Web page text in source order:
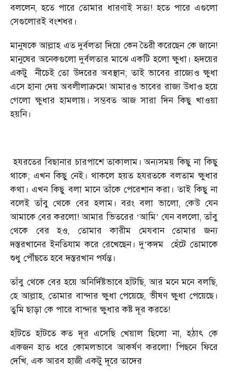
বললেন, হতে পারে তোমার ধারণাই সত্য! হতে পারে এগুলো
সেগুলোরই বংশধর।
মানুষকে আল্লাহ এত দুর্বলতা দিয়ে কেন তৈরী করেছেন কে জানে!
মানুষের অনেকগুলো দুর্বলতার মাঝে একটি হলো ক্ষুধা। হৃদয়ের
একটু
নীচেই তো উদরের অবস্থান; তাই ভাবের রাজ্যেও ক্ষুধা
এসে হানা দেয় অবলীলাক্রমে! আমারও ভাবের রাজ্য উধাও হয়ে
গেলো ক্ষুধার হামলায়। সম্ভবত আজ সারা দিন কিছু খাওয়া
হয়নি।
হযরতের বিছানার চারপাশে তাকালাম। অন্যসময় কিছু না কিছু
থাকে; এখন কিছু নেই। থাকলে হয়ত হযরতকে বলতাম ক্ষুধার
কথা। এখন কিছু বলা মানে তাঁকে পেরেশান করা। তাই কিছু না
বলেই তাঁবু থেকে বের হলাম। বরং বলা ভালো, কেউ যেন
আমাকে বের করলো! আমার ভিতরের ‘আমি’ যেন বললো, তাঁবু
থেকে বের হও, তোমার কারীম মেযবান তোমার জন্য
দস্তরখানের ইনতিযাম করে রেখেছেন। দু’কদম
হেঁটে তোমাকে
শুধু পৌঁছতে হবে দস্তরখান পর্যন্ত।
তাঁবু থেকে বের হয়ে অনির্দিষ্টভাবে হাঁটছি, আর মনে মনে বলছি,
হে আল্লাহ, তোমার বান্দার ক্ষুধা পেয়েছে, ভীষণ ক্ষুধা পেয়েছে।
তুমি ছাড়া কে পারে বান্দার ক্ষুধার কষ্ট দূর করতে!
হাঁটতে হাঁটতে কত দূর এসেছি খেয়াল ছিলো না, হঠাৎ কে
একজন হাত ধরে কোমলভাবে আকর্ষণ করলো! পিছনে ফিরে
দেখি, এক আরব হাজী একটু দূরে তাদের